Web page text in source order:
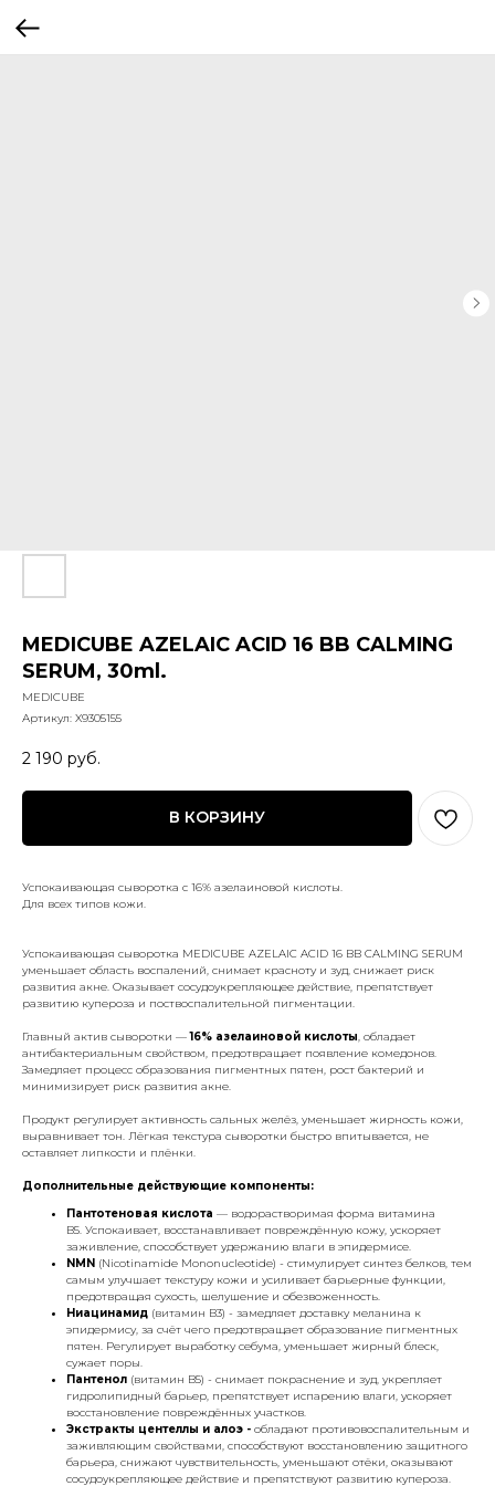
MEDICUBE AZELAIC ACID 16 BB CALMING
SERUM, 30ml.
MEDICUBE
Артикул: X9305155
2 190 руб.
В КОРЗИНУ
Успокаивающая сыворотка с 16% азелаиновой кислоты.
Для всех типов кожи.
Успокаивающая сыворотка MEDICUBE AZELAIC ACID 16 BB CALMING SERUM
уменьшает область воспалений, снимает красноту и зуд, снижает риск
развития акне. Оказывает сосудоукрепляющее действие, препятствует
развитию купероза и поствоспалительной пигментации.
Главный актив сыворотки —16% азелаиновой кислоты, обладает
антибактериальным свойством, предотвращает появление комедонов.
Замедляет процесс образования пигментных пятен, рост бактерий и
минимизирует риск развития акне.
Продукт регулирует активность сальных желёз, уменьшает жирность кожи,
выравнивает тон. Лёгкая текстура сыворотки быстро впитывается, не
оставляет липкости и плёнки.
Дополнительные действующие компоненты:
Пантотеновая кислота — водорастворимая форма витамина
B5. Успокаивает, восстанавливает повреждённую кожу, ускоряет
заживление, способствует удержанию влаги в эпидермисе.
NMN (Nicotinamide Mononucleotide) - стимулирует синтез белков, тем
самым улучшает текстуру кожи и усиливает барьерные функции,
предотвращая сухость, шелушение и обезвоженность.
Ниацинамид (витамин B3) - замедляет доставку меланина к
эпидермису, за счёт чего предотвращает образование пигментных
пятен. Регулирует выработку себума, уменьшает жирный блеск,
сужает поры.
Пантенол (витамин B5) - снимает покраснение и зуд, укрепляет
гидролипидный барьер, препятствует испарению влаги, ускоряет
восстановление повреждённых участков.
Экстракты центеллы и алоэ - обладают противовоспалительным и
заживляющим свойствами, способствуют восстановлению защитного
барьера, снижают чувствительность, уменьшают отёки, оказывают
сосудоукрепляющее действие и препятствуют развитию купероза.